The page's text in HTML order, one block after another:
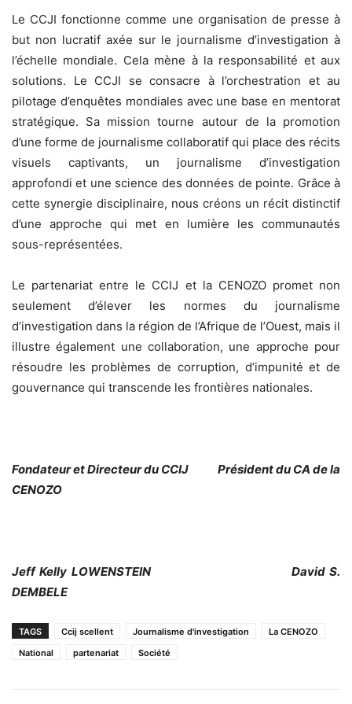
Le CCJI fonctionne comme une organisation de presse à
but non lucratif axée sur le journalisme d’investigation à
l’échelle mondiale. Cela mène à la responsabilité et aux
solutions. Le CCJI se consacre à l’orchestration et au
pilotage d’enquêtes mondiales avec une base en mentorat
stratégique. Sa mission tourne autour de la promotion
d’une forme de journalisme collaboratif qui place des récits
visuels captivants, un journalisme d’investigation
approfondi et une science des données de pointe. Grâce à
cette synergie disciplinaire, nous créons un récit distinctif
d’une approche qui met en lumière les communautés
sous-représentées.
Le partenariat entre le CCIJ et la CENOZO promet non
seulement d’élever les normes du journalisme
d’investigation dans la région de l’Afrique de l’Ouest, mais il
illustre également une collaboration, une approche pour
résoudre les problèmes de corruption, d’impunité et de
gouvernance qui transcende les frontières nationales.
Fondateur et Directeur du CCIJ Président du CA de la
CENOZO
Jeff Kelly LOWENSTEIN David S.
DEMBELE
TAGS Ccij scellent Journalisme d'investigation
La CENOZO
National
partenariat Société